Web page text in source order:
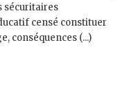
sécuritaires
censé constituer
conséquences (...)